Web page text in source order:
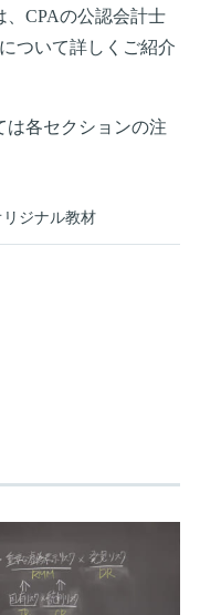
CPAの公認会計士
ついて詳しくご紹介
各セクションの注
リジナル教材